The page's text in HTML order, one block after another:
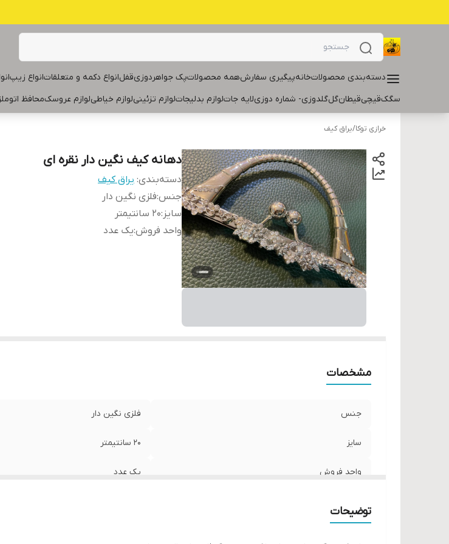
دسته‌بندی محصولاتخانهپیگیری سفارشهمه محصولاتپک جواهردوزیقفلانواع دکمه و متعلقاتانواع زیپ
سگکقیچیقیطانگلگلدوزی- شماره دوزیلایه جاتلوازم بدلیجاتلوازم تزئینیلوازم خیاطیلوازم عروسکمحافظ اتو
خرازی توکا/یراق کیف
دهانه کیف نگین دار نقره ای
دسته‌بندی: یراق کیف
جنس:فلزی نگین دار
سایز :۲۰ سانتیمتر
واحد فروش:یک عدد
مشخصات
جنس فلزی نگین دار
سایز ۲۰ سانتیمتر
واحد فروش یک عدد
توضیحات